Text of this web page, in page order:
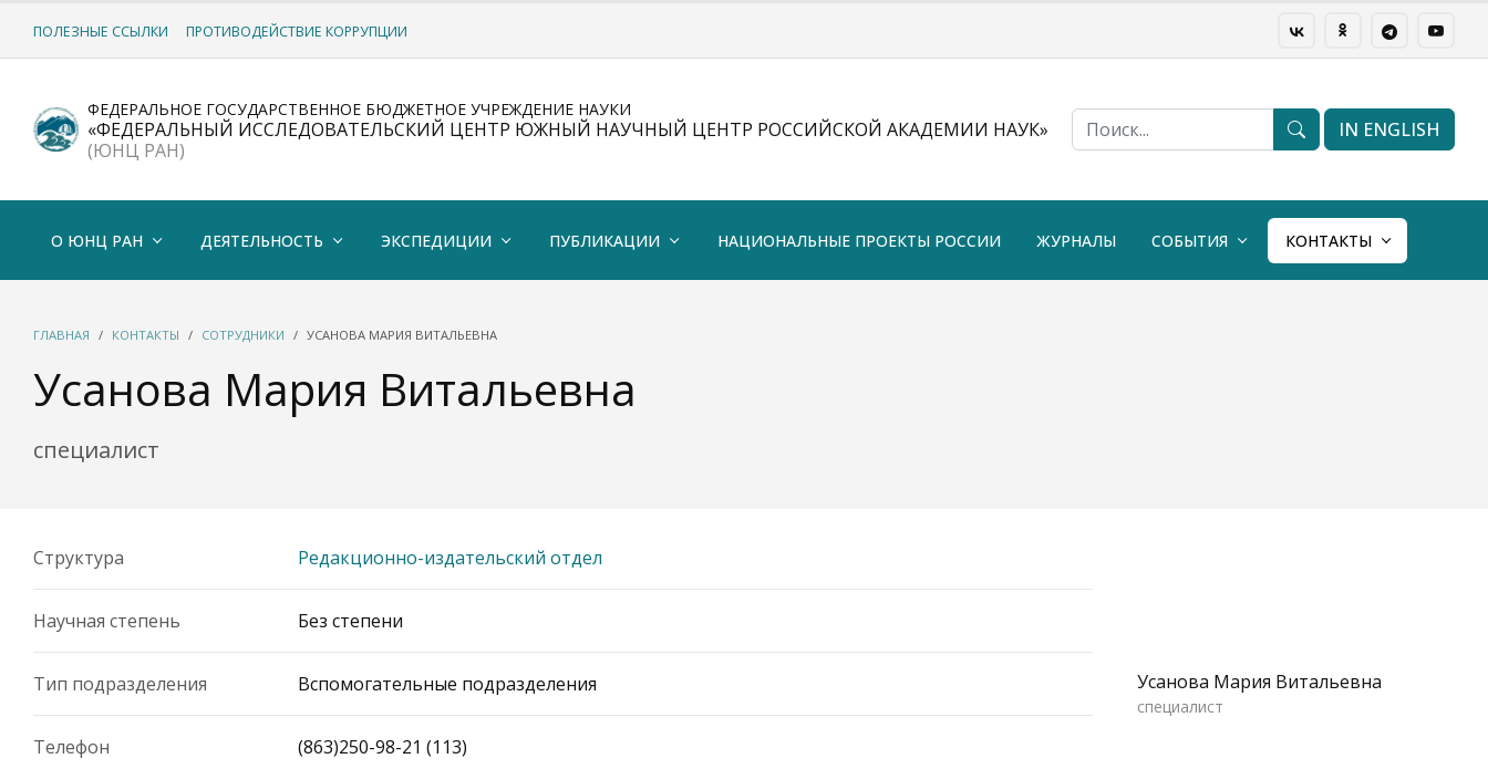
ПОЛЕЗНЫЕ ССЫЛКИ ПРОТИВОДЕЙСТВИЕ КОРРУПЦИИ
ФЕДЕРАЛЬНОЕ ГОСУДАРСТВЕННОЕ БЮДЖЕТНОЕ УЧРЕЖДЕНИЕ НАУКИ
«ФЕДЕРАЛЬНЫЙ ИССЛЕДОВАТЕЛЬСКИЙ ЦЕНТР ЮЖНЫЙ НАУЧНЫЙ ЦЕНТР РОССИЙСКОЙ АКАДЕМИИ НАУК»
(ЮНЦ РАН)
IN ENGLISH
О ЮНЦ РАН ДЕЯТЕЛЬНОСТЬ ЭКСПЕДИЦИИ ПУБЛИКАЦИИ НАЦИОНАЛЬНЫЕ ПРОЕКТЫ РОССИИ ЖУРНАЛЫ СОБЫТИЯ КОНТАКТЫ
ГЛАВНАЯ КОНТАКТЫ СОТРУДНИКИ УСАНОВА МАРИЯ ВИТАЛЬЕВНА
Усанова Мария Витальевна
специалист
Структура Редакционно-издательский отдел
Научная степень Без степени
Тип подразделения Вспомогательные подразделения
Телефон (863)250-98-21 (113)
Усанова Мария Витальевна
специалист